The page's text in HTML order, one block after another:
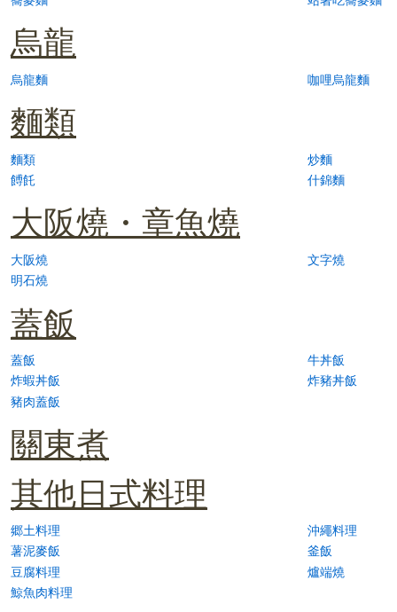
烏龍
烏龍麵 咖哩烏龍麵
麵類
麵類
炒麵
餺飥
什錦麵
大阪燒・章魚燒
大阪燒
文字燒
明石燒
蓋飯
蓋飯
牛丼飯
炸蝦丼飯
炸豬丼飯
豬肉蓋飯
關東煮
其他日式料理
郷土料理
沖繩料理
薯泥麥飯
釜飯
豆腐料理
爐端燒
鯨魚肉料理